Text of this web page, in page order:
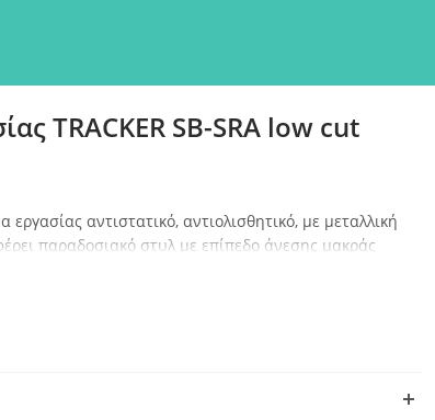
TRACKER SB-SRA low cut
εργασίας αντιστατικό, αντιολισθητικό, με μεταλλική
παραδοσιακό στυλ με επίπεδο άνεσης μακράς